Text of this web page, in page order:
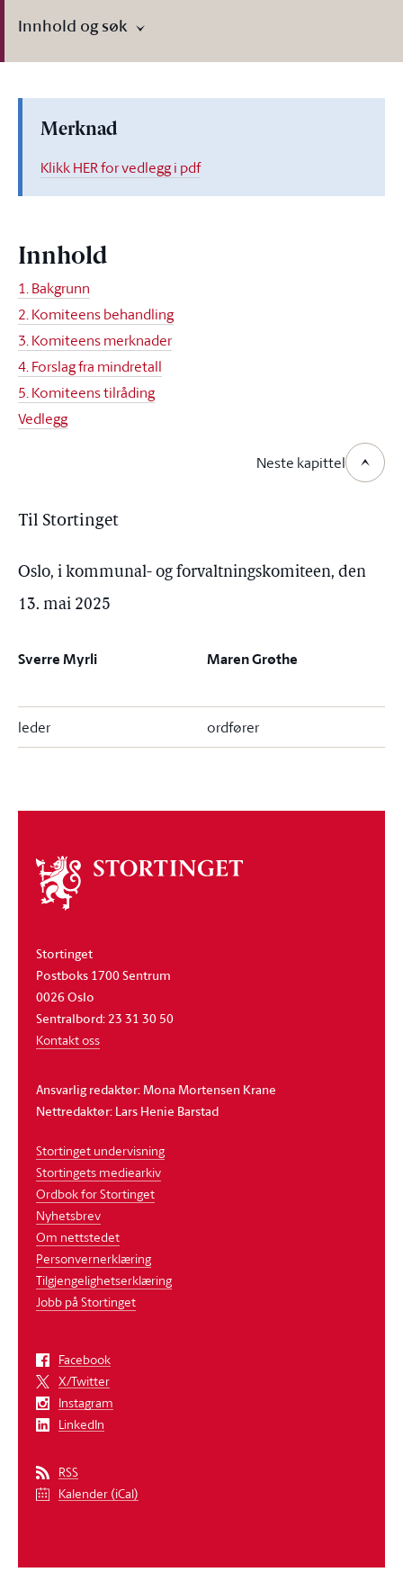
Innhold og søk
Merknad
Klikk HER for vedlegg i pdf
Innhold
1. Bakgrunn
2. Komiteens behandling
3. Komiteens merknader
4. Forslag fra mindretall
5. Komiteens tilråding
Vedlegg
Neste kapittel
Til Stortinget
Oslo, i kommunal- og forvaltningskomiteen, den
13. mai 2025
Sverre Myrli Maren Grøthe
leder ordfører
Om
stortinget
Stortinget
Postboks 1700 Sentrum
0026 Oslo
Sentralbord: 23 31 30 50
Kontakt oss
Ansvarlig redaktør: Mona Mortensen Krane
Nettredaktør: Lars Henie Barstad
Stortinget undervisning
Stortingets mediearkiv
Ordbok for Stortinget
Nyhetsbrev
Om nettstedet
Personvernerklæring
Tilgjengelighetserklæring
Jobb på Stortinget
Facebook
X/Twitter
Instagram
LinkedIn
RSS
Kalender (iCal)